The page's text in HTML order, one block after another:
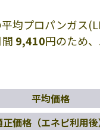
均プロパンガス
9,410円のため
平均価格
正価格（エネピ利用後